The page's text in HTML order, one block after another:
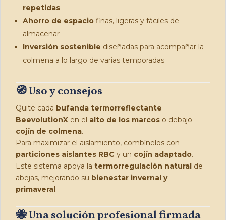
repetidas
Ahorro de espacio finas, ligeras y fáciles de
almacenar
Inversión sostenible diseñadas para acompañar la
colmena a lo largo de varias temporadas
🧭 Uso y consejos
Quite cada bufanda termorreflectante
BeevolutionX en el alto de los marcos o debajo
cojín de colmena.
Para maximizar el aislamiento, combínelos con
particiones aislantes RBC y un cojín adaptado.
Este sistema apoya la termorregulación natural de
abejas, mejorando su bienestar invernal y
primaveral.
🐝 Una solución profesional firmada